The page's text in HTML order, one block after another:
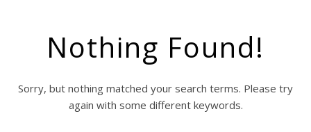
Nothing Found!
Sorry, but nothing matched your search terms. Please try
again with some different keywords.